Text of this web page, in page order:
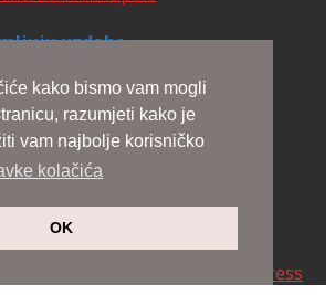
kako bismo vam mogli
razumjeti kako je
vam najbolje korisničko
kolačića
OK
uzdahe
WordPress